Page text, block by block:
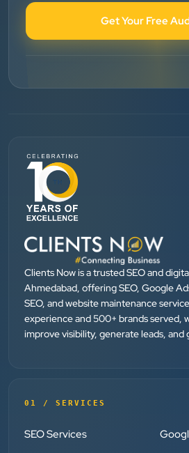
Anjil jain
Vinglob Greentech
BEST SEO SERVICE
PP Patel Pinkesh
dhunikart
★★★★★
They provide Best digital
Ahmedabad. I am fully satisfied
are driven by Google.
Dr. Mohammad Junaid
DrJunaid Homeopathy Clinic
Aarya Endocrine Center. Their
Get Your Free
Clients Now is a trusted SEO and
Ahmedabad, offering SEO, Google
SEO, and website maintenance
experience and 500+ brands served,
improve visibility, generate leads, and
01 / SERVICES
SEO Services